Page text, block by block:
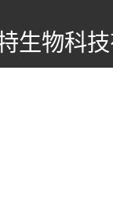
生物科